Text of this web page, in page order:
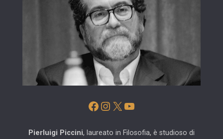
Facebook
Instagram
X YouTube
Pierluigi Piccini, laureato in Filosofia, è studioso di